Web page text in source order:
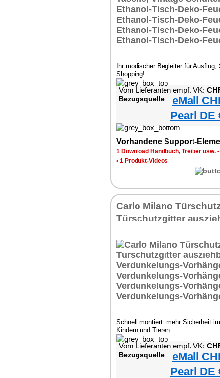
Ihr modischer Begleiter für Ausflug,
Shopping!
Vom Lieferanten empf. VK:
Bezugsquelle
eMall
Pearl DE
Vorhandene Support-
1 Download Handbuch, Treiber usw. •
• 1 Produkt-Videos
Carlo Milano
Türschutzgitter
Schnell montiert: mehr Sicherheit
Kindern und Tieren
Vom Lieferanten empf. VK:
Bezugsquelle
eMall
Pearl DE